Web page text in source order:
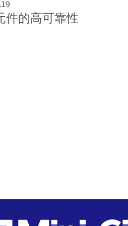
件的高可靠性